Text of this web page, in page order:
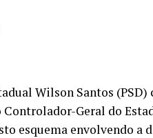
Wilson Santos
Geral do
esquema envolvendo a